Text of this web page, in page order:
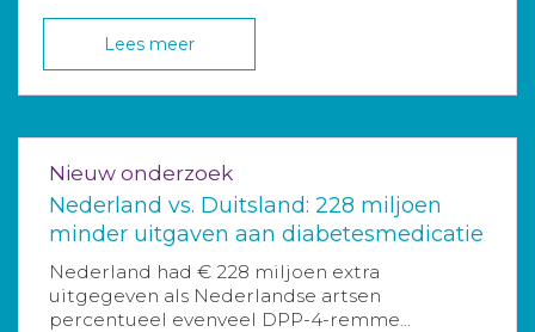
Lees meer
Nieuw onderzoek
Nederland vs. Duitsland: 228 miljoen
minder uitgaven aan diabetesmedicatie
Nederland had € 228 miljoen extra
uitgegeven als Nederlandse artsen
percentueel evenveel DPP-4-remme...